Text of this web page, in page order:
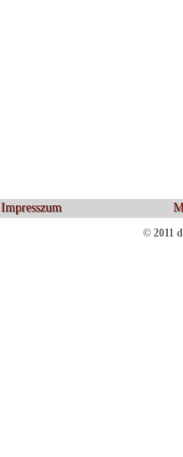
Impresszum
© 2011